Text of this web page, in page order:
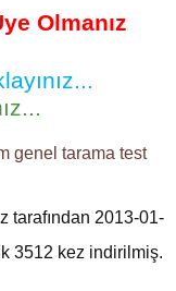
Olmanız
genel tarama test
tarafından 2013-01-
3512 kez indirilmiş.